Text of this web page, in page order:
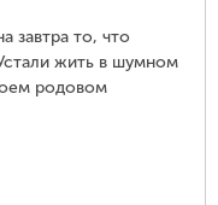
завтра то, что
жить в шумном
родовом